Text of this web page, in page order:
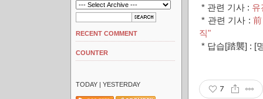
* 관련 기사 : 유
* 관련 기사 :
직"
* 답습[踏襲] : [
7
RECENT COMMENT
COUNTER
TODAY | YESTERDAY